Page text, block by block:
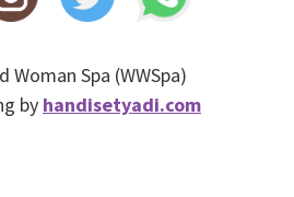
Woman Spa (WWSpa)
by handisetyadi.com